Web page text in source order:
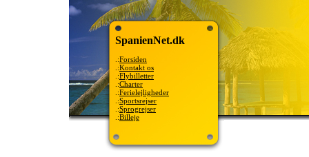
SpanienNet.dk
.:Forsiden
.:Kontakt os
.:Flybilletter
.:Charter
.:Ferielejligheder
.:Sportsrejser
.:Sprogrejser
.:Billeje